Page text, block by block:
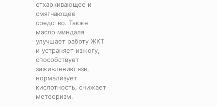
отхаркивающее и
смягчающее
средство. Также
масло миндаля
улучшает работу ЖКТ
и устраняет изжогу,
способствует
заживлению язв,
нормализует
кислотность, снижает
метеоризм.